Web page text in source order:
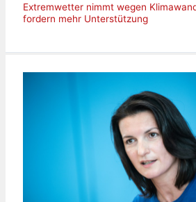
Extremwetter nimmt wegen
fordern mehr Unterstützung